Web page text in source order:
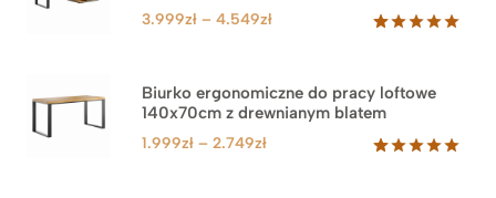
klienta
na
podstawie
ocen
klientów
3.999zł – 4.549złZakres
3.999zł
do
Biurko ergonomiczne do pracy loftowe
140x70cm z drewnianym blatem
1.999zł – 2.749złZakres